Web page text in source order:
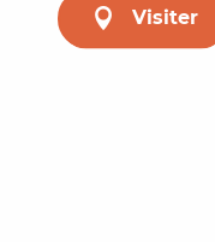
Visiter